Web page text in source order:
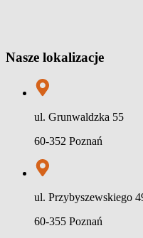
Nasze lokalizacje
ul. Grunwaldzka 55
60-352 Poznań
ul. Przybyszewskiego
60-355 Poznań